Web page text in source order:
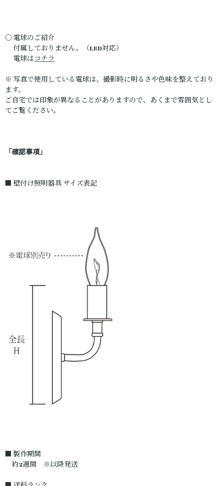
〇 電球のご紹介
付属しておりません。（LED対応）
電球はコチラ
※ 写真で使用している電球は、撮影時に明るさや色味を整えており
ます。
ご自宅では印象が異なることがありますので、あくまで雰囲気とし
てご覧ください。
「確認事項」
■ 壁付け照明器具 サイズ表記
■ 製作期間
約2週間 ※以降発送